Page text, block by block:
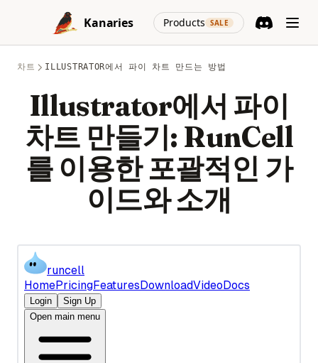
Skip to content
Kanaries
Products SALE
(opens in a
2023년을 위한 최고의 대시보드 소프트웨어: 비즈니스를 모니터
링하는 최고의 도구
이 최고의 데이터 모델링 도구를 사용해 보았습니다. 제 리뷰는
성능 저하 없음 - 최고의 데이터 품질 도구 검토
에어테이블 데이터 시각화: 성공을 위한 도구와 기술
Apache Spark 데이터 시각화의 궁극적인 가이드
윈도우 코파일럿: 첫 번째 봐
훌륭하고 안정적인 확산 프롬프트를 손쉽게 작성하는 방법
best-llm-for-coding
clustering-visualization
codex-vs-claude-code-skills
customer-hosted-looker
data-visualization-oil-and-gas-industry
Is Chat GPT Plus Worth It? A Quick Review
Mind
Is GPT-4 Free? Everything You Need to Know About GPT-4 is
LLM Jailbreak Research Papers
LLM 탈옥 연구 논문
Let Me GPT That For You: Funny Tool That Actually Works
LlamaIndex: Combine Your Data Framework with ChatGPT
Longterm Memory ChatGPT? LTM-1: A LLM with 5 Million
Tokens
Mastering the Art: How to Use ChatGPT Without Login
Maximizing the Use of OpenAI - A Detailed Guide on How
to Use OpenAI
Offline ChatGPT: Your Personal AI Chat Companion
Pandas 열 삭제: DataFrame에서 열을 제거하는 방법
Pandas 행 필터링: Python에서 조건별로 데이터 선택하기
Pandas: Find and Filter Values in a DataFrame Column
Pandasql - Python Package for Querying DataFrames Using
Pandasql - SQL로 DataFrame을 조회하는 Python 패키지
Pandas에서 DataFrame.loc을 사용하여 데이터에 액세스 및 조
작하는 방법
Pandas에서 빈 DataFrame 만드는 방법
Pandas에서 컬럼 이름 바꾸기: 쉽고 효과적인 방법
Pandas에서 키 오류(Key Errors) 해결하는 방법: 자세한 가이드
Python List Comprehension: Complete Guide with
Examples and Performance Tips
Python Logging: The Complete Guide to Logging in Python
Scraping Efficiencies Now!
Python Match Case: Structural Pattern Matching Explained
(Python 3.10+)
Python Match Case: 구조적 패턴 매칭 완전 해설 (Python
3.10+)
Python Multiprocessing: Parallel Processing Guide for
Python Not Equal Operator (!=): Complete Guide with
Examples
Python Notebooks: The Perfect Guide for Data Science
Beginners
Python Pathlib: The Modern Guide to File Path Handling
차트 ILLUSTRATOR에서 파이 차트 만드는 방법
Illustrator에서 파이
차트 만들기: RunCell
를 이용한 포괄적인 가
이드와 소개